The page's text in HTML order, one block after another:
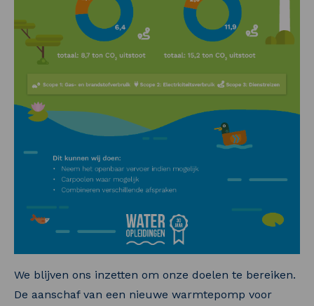
We blijven ons inzetten om onze doelen te bereiken.
De aanschaf van een nieuwe warmtepomp voor